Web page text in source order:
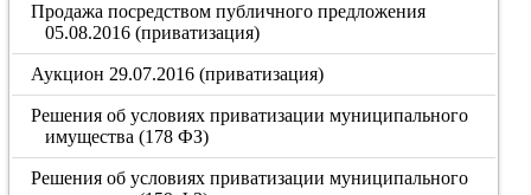
Продажа посредством публичного предложения
05.08.2016 (приватизация)
Аукцион 29.07.2016 (приватизация)
Решения об условиях приватизации муниципального
имущества (178 ФЗ)
Решения об условиях приватизации муниципального